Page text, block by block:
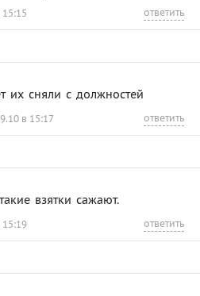
ответить
их сняли с должностей
в 15:17 ответить
взятки сажают.
15:19 ответить